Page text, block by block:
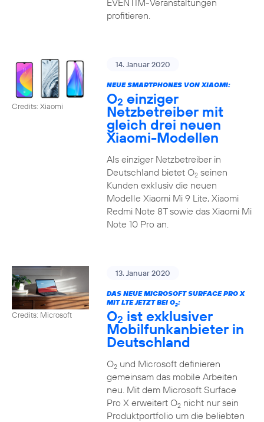
EVENTIM-Veranstaltungen
profitieren.
Credits: Xiaomi
14. Januar 2020
NEUE SMARTPHONES VON XIAOMI:
O2 einziger
Netzbetreiber mit
gleich drei neuen
Xiaomi-Modellen
Als einziger Netzbetreiber in
Deutschland bietet O2seinen
Kunden exklusiv die neuen
Modelle Xiaomi Mi 9 Lite, Xiaomi
Redmi Note 8T sowie das Xiaomi Mi
Note 10 Pro an.
Credits: Microsoft
13. Januar 2020
DAS NEUE MICROSOFT SURFACE PRO X
MIT LTE JETZT BEI O2:
O2 ist exklusiver
Mobilfunkanbieter in
Deutschland
O2und Microsoft definieren
gemeinsam das mobile Arbeiten
neu. Mit dem Microsoft Surface
Pro X erweitert O2nicht nur sein
Produktportfolio um die beliebten